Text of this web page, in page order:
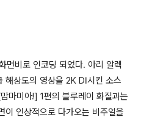
비로 인코딩 되었다. 아리 알렉
해상도의 영상을 2K DI시킨 소스
마미아!] 1편의 블루레이 화질과는
이 인상적으로 다가오는 비주얼을